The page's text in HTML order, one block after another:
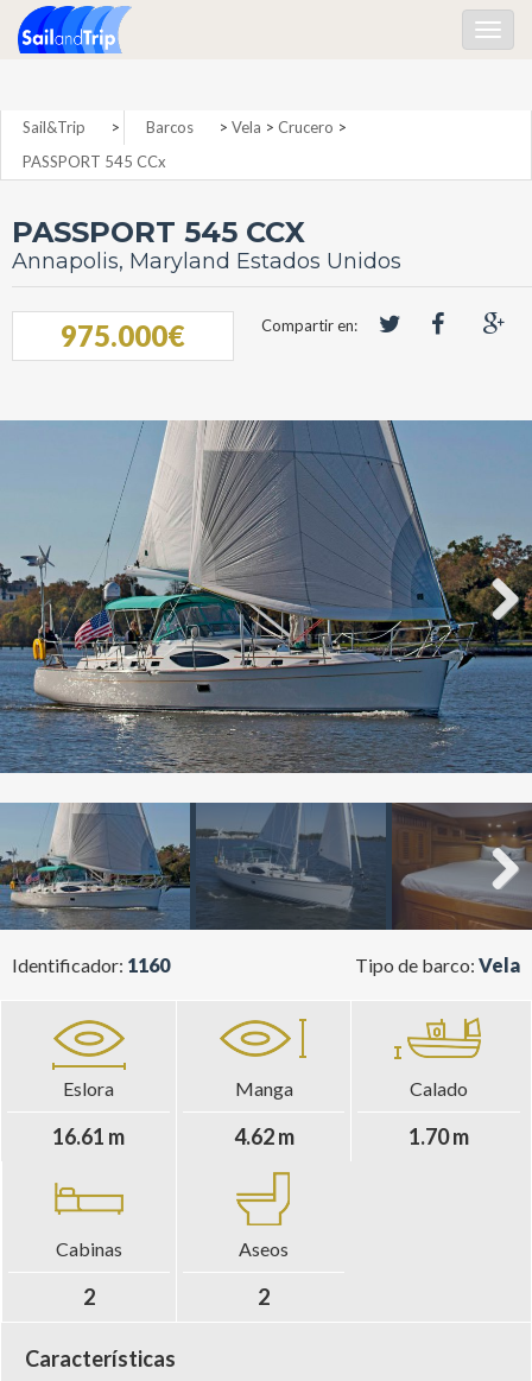
Sail&Trip > Barcos > Vela > Crucero >
PASSPORT 545 CCx
PASSPORT 545 CCX
Annapolis, Maryland Estados Unidos
975.000€ Compartir en:
Next
Next
Identificador: 1160 Tipo de barco: Vela
Eslora
16.61 m
Manga
4.62 m
Calado
1.70 m
Cabinas
2
Aseos
2
Características